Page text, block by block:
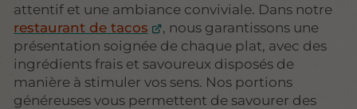
attentif et une ambiance conviviale. Dans notre
restaurant de tacos
, nous garantissons une
présentation soignée de chaque plat, avec des
ingrédients frais et savoureux disposés de
manière à stimuler vos sens. Nos portions
généreuses vous permettent de savourer des